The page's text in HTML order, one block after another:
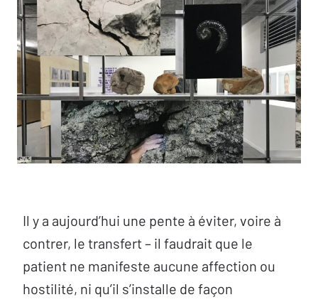
Il y a aujourd’hui une pente à éviter, voire à
contrer, le transfert – il faudrait que le
patient ne manifeste aucune affection ou
hostilité, ni qu’il s’installe de façon